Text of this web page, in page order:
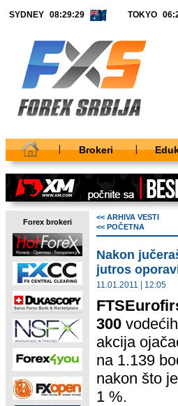
SYDNEY TOKYO
Brokeri
Forex brokeri
<< ARHIVA VESTI
<< POČETNA
Nakon
jutros
11.01.2011 | 12:05
300
akcija
na 1.139
nakon što
1 %.